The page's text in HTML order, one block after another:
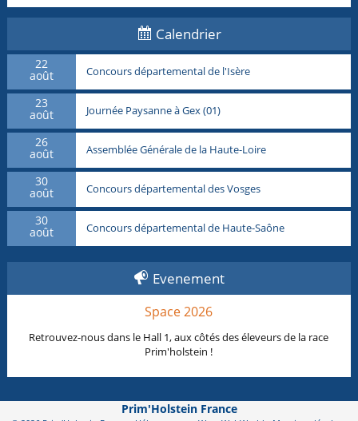
Calendrier
22
août Concours départemental de l'Isère
23
août Journée Paysanne à Gex (01)
26
août Assemblée Générale de la Haute-Loire
30
août Concours départemental des Vosges
30
août Concours départemental de Haute-Saône
Evenement
Space 2026
Retrouvez-nous dans le Hall 1, aux côtés des éleveurs de la race
Prim'holstein !
Prim'Holstein France